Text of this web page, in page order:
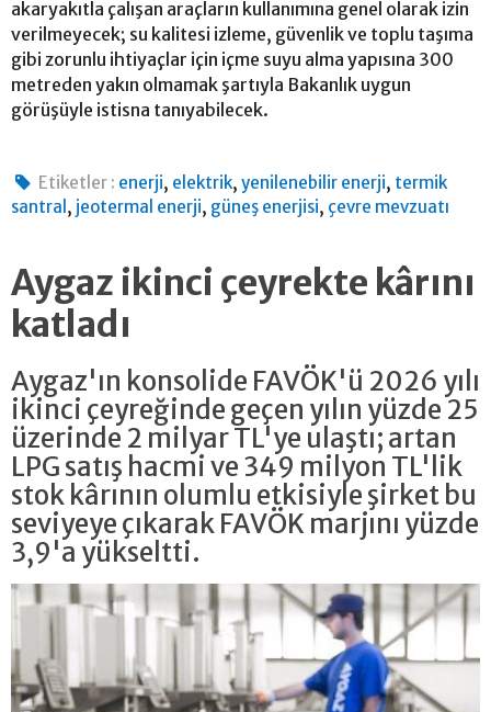
akaryakıtla çalışan araçların kullanımına genel olarak izin
verilmeyecek; su kalitesi izleme, güvenlik ve toplu taşıma
gibi zorunlu ihtiyaçlar için içme suyu alma yapısına 300
metreden yakın olmamak şartıyla Bakanlık uygun
görüşüyle istisna tanıyabilecek.
Etiketler : enerji, elektrik,yenilenebilir enerji, termik
santral , jeotermal enerji, güneş enerjisi, çevre mevzuatı
Aygaz ikinci çeyrekte kârını
katladı
Aygaz'ın konsolide FAVÖK'ü 2026 yılı
ikinci çeyreğinde geçen yılın yüzde 25
üzerinde 2 milyar TL'ye ulaştı; artan
LPG satış hacmi ve 349 milyon TL'lik
stok kârının olumlu etkisiyle şirket bu
seviyeye çıkarak FAVÖK marjını yüzde
3,9'a yükseltti.